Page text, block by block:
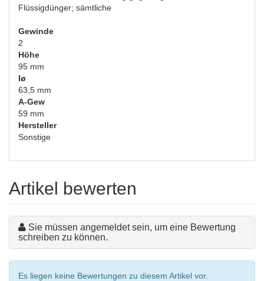
Flüssigdünger; sämtliche
Gewinde
2
Höhe
95 mm
Iø
63,5 mm
A-Gew
59 mm
Hersteller
Sonstige
Artikel bewerten
Sie müssen angemeldet sein, um eine Bewertung
schreiben zu können.
Es liegen keine Bewertungen zu diesem Artikel vor.